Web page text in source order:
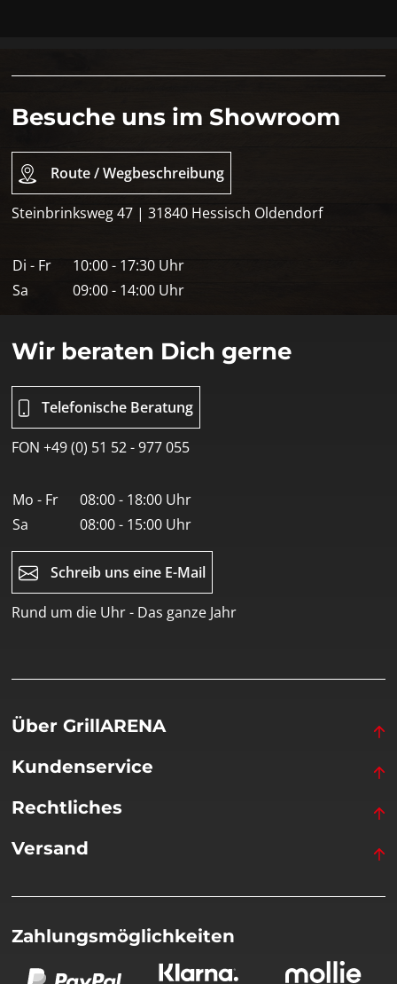
Besuche uns im Showroom
Route / Wegbeschreibung
Steinbrinksweg 47 | 31840 Hessisch Oldendorf
Di - Fr
10:00 - 17:30 Uhr
Sa
09:00 - 14:00 Uhr
Wir beraten Dich gerne
Telefonische Beratung
FON +49 (0) 51 52 - 977 055
Mo - Fr
08:00 - 18:00 Uhr
Sa
08:00 - 15:00 Uhr
Schreib uns eine E-Mail
Rund um die Uhr - Das ganze Jahr
Über GrillARENA
Kundenservice
Rechtliches
Versand
Zahlungsmöglichkeiten